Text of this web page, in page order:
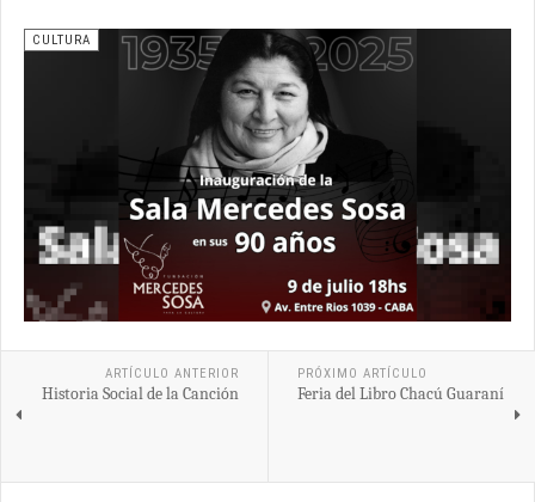
CULTURA
ARTÍCULO ANTERIOR
Historia Social de la Canción
PRÓXIMO ARTÍCULO
Feria del Libro Chacú Guaraní